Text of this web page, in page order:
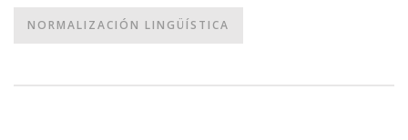
NORMALIZACIÓN LINGÜÍSTICA